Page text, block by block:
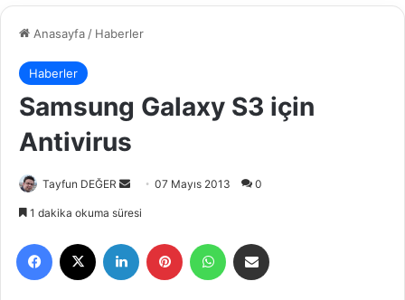
Anasayfa/ Haberler
Haberler
Samsung Galaxy S3 için
Antivirus
Tayfun DEĞER
e
-
07 Mayıs 2013 0
1 dakika okuma süresi